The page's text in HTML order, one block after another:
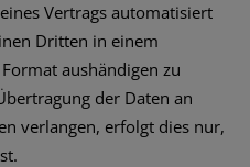
Vertrags automatisiert
Dritten in einem
aushändigen zu
der Daten an
verlangen, erfolgt dies nur,